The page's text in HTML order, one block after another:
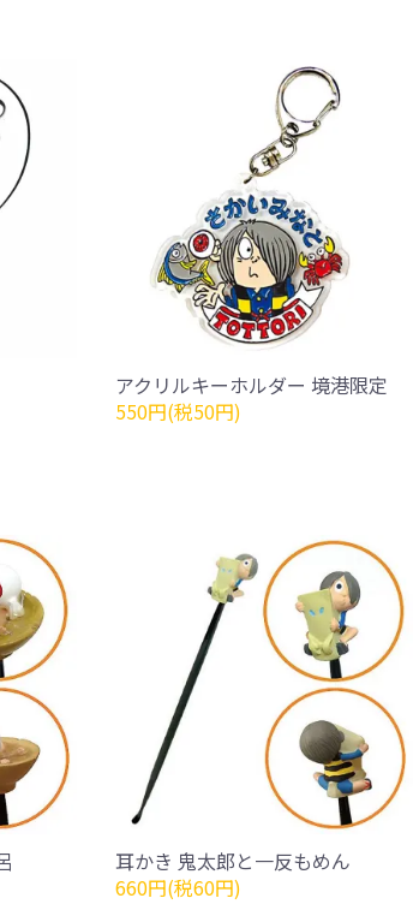
アクリルキーホルダー 境港限定
550円(税50円)
耳かき 鬼太郎と一反もめん
660円(税60円)